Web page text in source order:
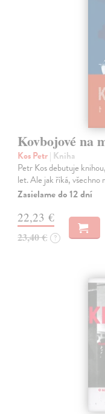
Kovbojové na
Kos Petr| Kniha
Petr Kos debutuje
let. Ale jak říká, všechno
Zasielame do 12 dní
22,23 €
23,40 € ?